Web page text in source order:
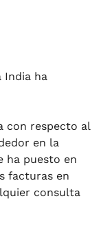
India ha
con respecto al
en la
ha puesto en
facturas en
consulta